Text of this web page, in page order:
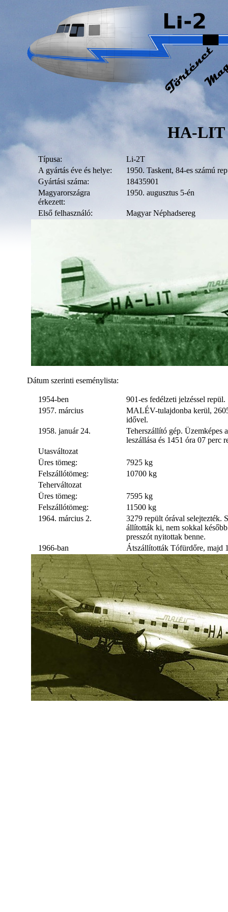
HA-LIT
Típusa:
Li-2T
A gyártás éve és helye:
1950. Taskent, 84-es számú
Gyártási száma:
18435901
Magyarországra
érkezett:
1950. augusztus 5-én
Első felhasználó: Magyar Néphadsereg
Dátum szerinti eseménylista:
1954-ben
901-es fedélzeti jelzéssel repül.
1957. március
MALÉV-tulajdonba kerül,
idővel.
1958. január 24.
Teherszállító gép.
leszállása és 1451 óra 07 perc
Utasváltozat
Üres tömeg:
7925 kg
Felszállótömeg:
10700 kg
Teherváltozat
Üres tömeg:
7595 kg
Felszállótömeg:
11500 kg
1964. március 2.
3279 repült órával selejtezték.
állították ki, nem sokkal
presszót nyitottak benne.
1966-ban
Átszállították Tófürdőre, majd